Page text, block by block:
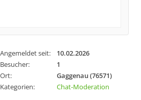
Angemeldet seit:
10.02.2026
Besucher:
1
Ort:
Gaggenau (76571)
Kategorien:
Chat-Moderation